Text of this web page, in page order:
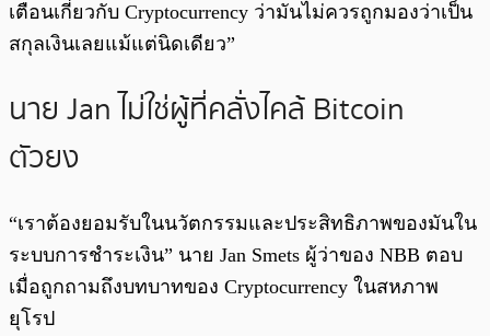
เตือนเกี่ยวกับ Cryptocurrency ว่ามันไม่ควรถูกมองว่าเป็น
สกุลเงินเลยแม้แต่นิดเดียว”
นาย Jan ไม่ใช่ผู้ที่คลั่งไคล้ Bitcoin
ตัวยง
“เราต้องยอมรับในนวัตกรรมและประสิทธิภาพของมันใน
ระบบการชำระเงิน” นาย Jan Smets ผู้ว่าของ NBB ตอบ
เมื่อถูกถามถึงบทบาทของ Cryptocurrency ในสหภาพ
ยุโรป